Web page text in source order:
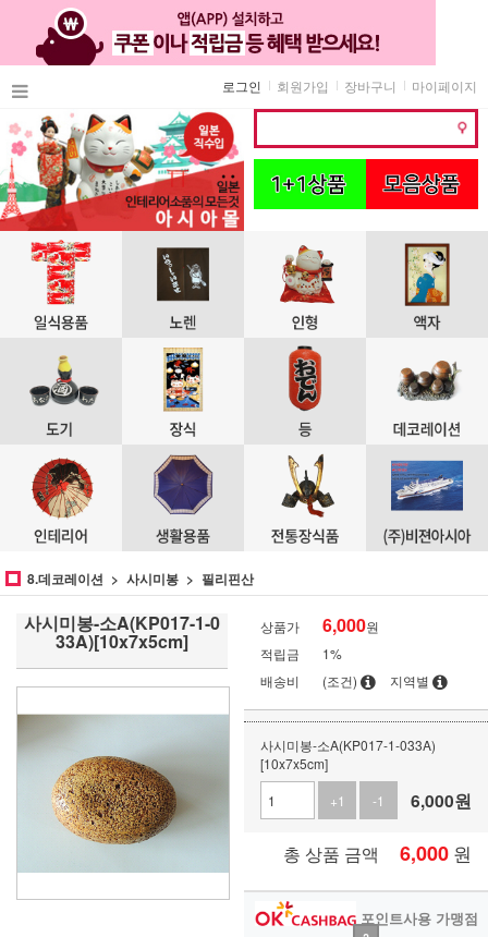
마이페이지
장바구니
회원가입
로그인
8.데코레이션 사시미봉 필리핀산
사시미봉-소A(KP017-1-0
33A)[10x7x5cm]
상품가 6,000원
적립금
1%
배송비
(조건) 지역별
사시미봉-소A(KP017-1-033A)
[10x7x5cm]
+1
-1 6,000원
총 상품 금액 6,000 원
포인트사용 가맹점